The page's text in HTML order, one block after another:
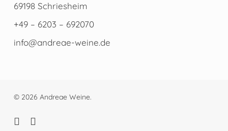
69198 Schriesheim
+49 – 6203 – 692070
info@andreae-weine.de
© 2026 Andreae Weine.
facebookinstagram